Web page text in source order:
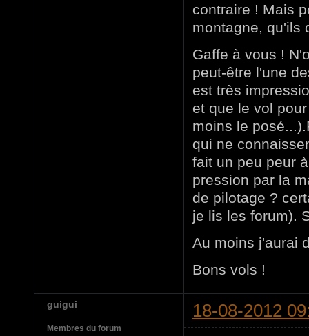
contraire ! Mais
montagne, qu'ils
Gaffe à vous !
peut-être l'une
est très
et que le vol
moins le
qui ne
fait un peu peur
pression par la
de pilotage ?
je lis les forum).
Au moins j'aurai
Bons vols !
guigui 18-08-2012
Membres du forum